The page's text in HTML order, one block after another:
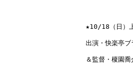
★10/18（日）
出演・快楽亭
＆監督・榎園